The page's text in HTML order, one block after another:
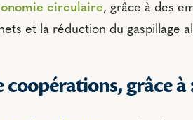
circulaire, grâce à des
et la réduction du gaspillage
grâce à